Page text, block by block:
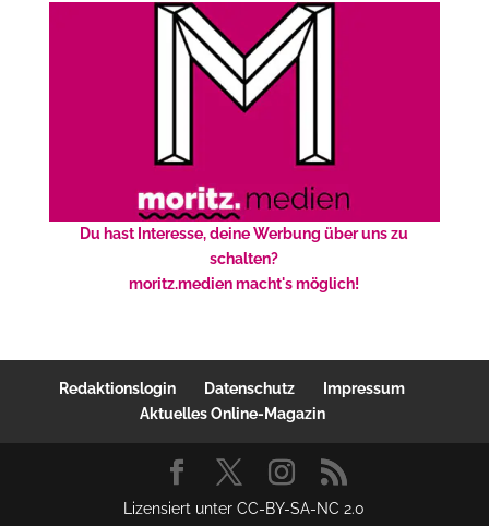
Du hast Interesse, deine Werbung über uns zu
schalten?
moritz.medien macht's möglich!
Redaktionslogin Datenschutz
Impressum
Aktuelles Online-Magazin
Lizensiert unter CC-BY-SA-NC 2.0